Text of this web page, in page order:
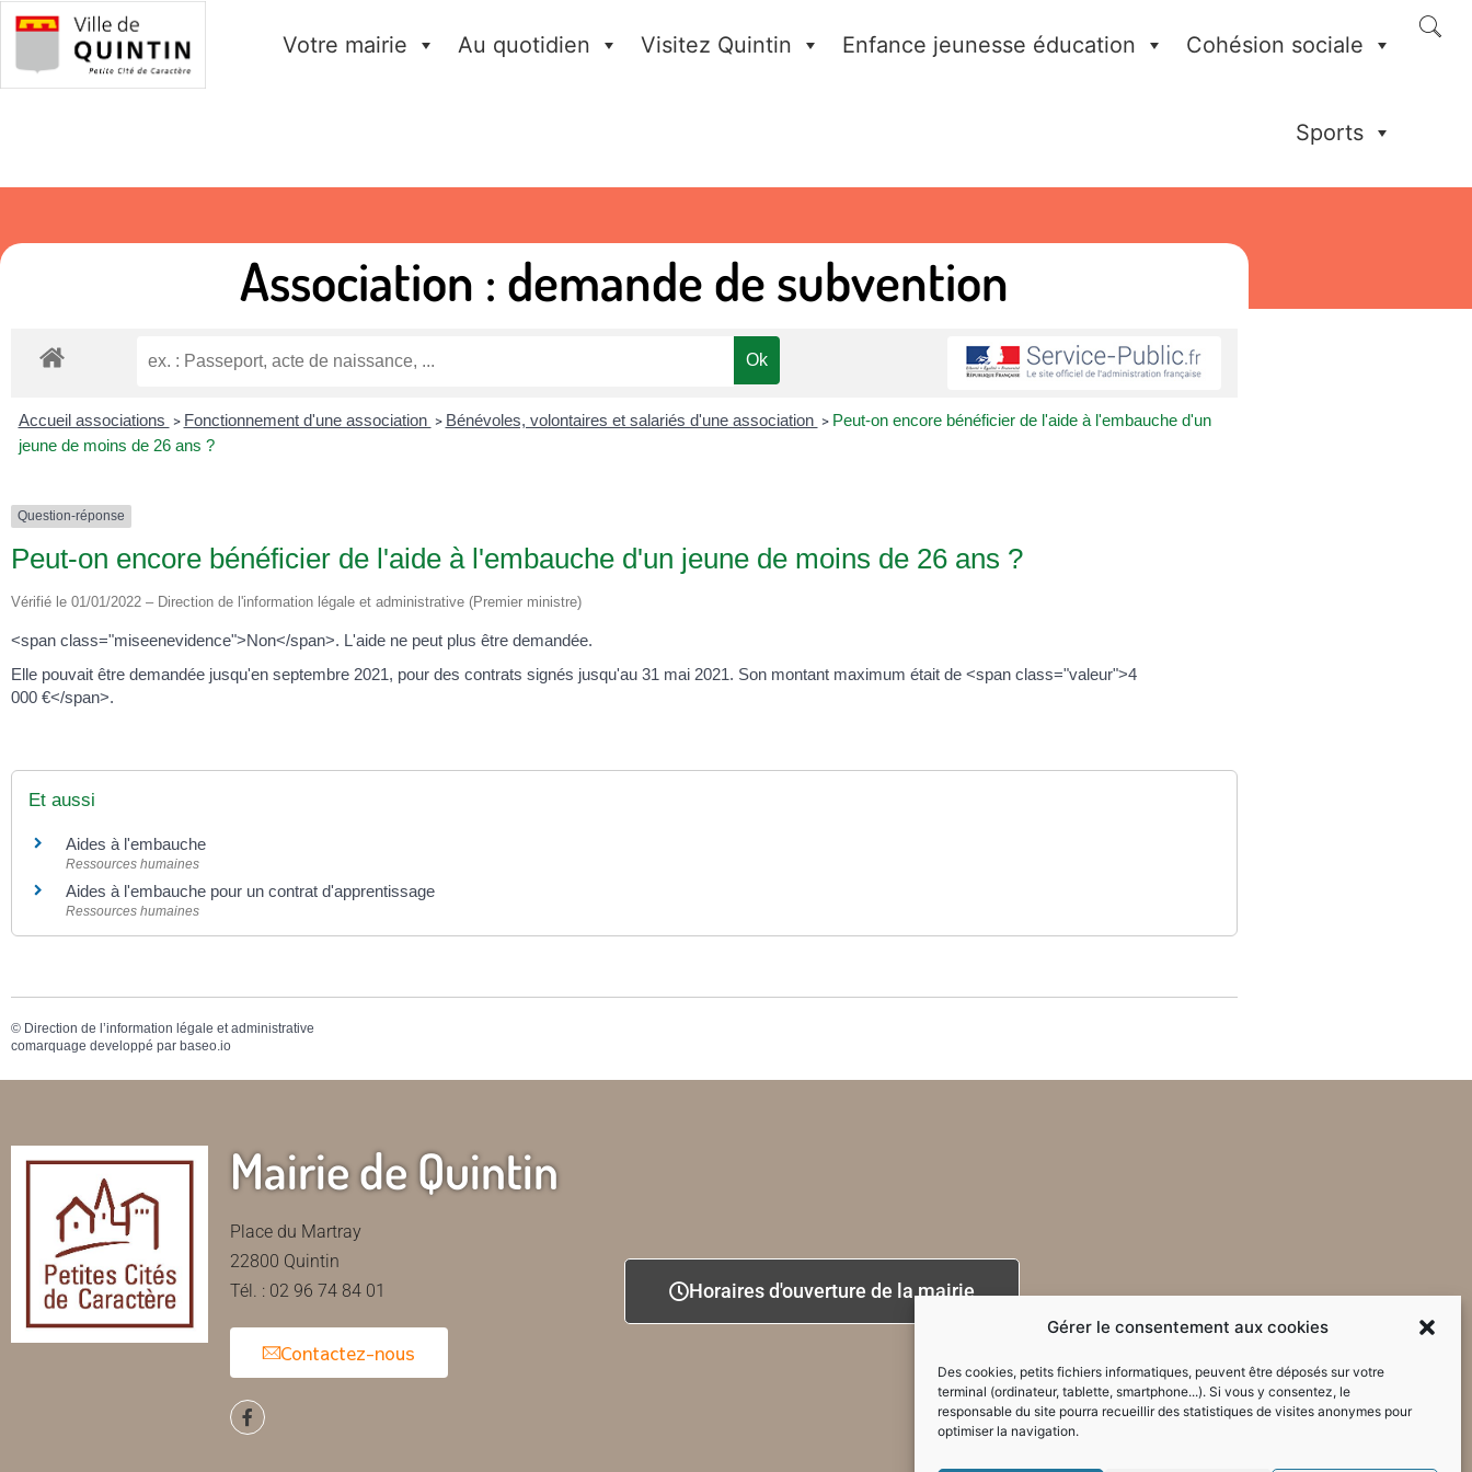
Gérer le consentement aux cookies
Des cookies, petits fichiers informatiques, peuvent être déposés sur votre
terminal (ordinateur, tablette, smartphone...). Si vous y consentez, le
responsable du site pourra recueillir des statistiques de visites anonymes pour
optimiser la navigation.
Votre mairie Au quotidien Visitez Quintin Enfance jeunesse éducation Cohésion sociale
Sports
Association : demande de subvention
Accueil associations > Fonctionnement d'une association > Bénévoles, volontaires et salariés d'une association > Peut-on encore bénéficier de l'aide à l'embauche d'un
jeune de moins de 26 ans ?
Question-réponse
Peut-on encore bénéficier de l'aide à l'embauche d'un jeune de moins de 26 ans ?
Vérifié le 01/01/2022 – Direction de l'information légale et administrative (Premier ministre)
<span class="miseenevidence">Non</span>. L'aide ne peut plus être demandée.
Elle pouvait être demandée jusqu'en septembre 2021, pour des contrats signés jusqu'au 31 mai 2021. Son montant maximum était de <span class="valeur">4
000 €</span>.
Et aussi
Aides à l'embauche
Ressources humaines
Aides à l'embauche pour un contrat d'apprentissage
Ressources humaines
© Direction de l’information légale et administrative
comarquage developpé par baseo.io
Mairie de Quintin
Place du Martray
22800 Quintin
Tél. : 02 96 74 84 01
Contactez-nous
Horaires d'ouverture de la mairie